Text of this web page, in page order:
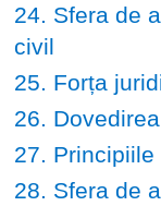
24. Sfera de
civil
25. Forța
26.
27.
28. Sfera de